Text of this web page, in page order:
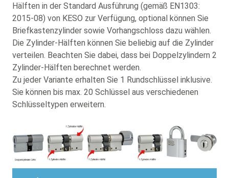
Hälften in der Standard Ausführung (gemäß EN1303:
2015-08) von KESO zur Verfügung, optional können Sie
Briefkastenzylinder sowie Vorhangschloss dazu wählen.
Die Zylinder-Hälften können Sie beliebig auf die Zylinder
verteilen. Beachten Sie dabei, dass bei Doppelzylindern 2
Zylinder-Hälften berechnet werden.
Zu jeder Variante erhalten Sie 1 Rundschlüssel inklusive.
Sie können bis max. 20 Schlüssel aus verschiedenen
Schlüsseltypen erweitern.